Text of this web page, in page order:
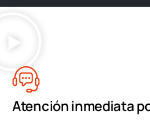
Atención inmediata